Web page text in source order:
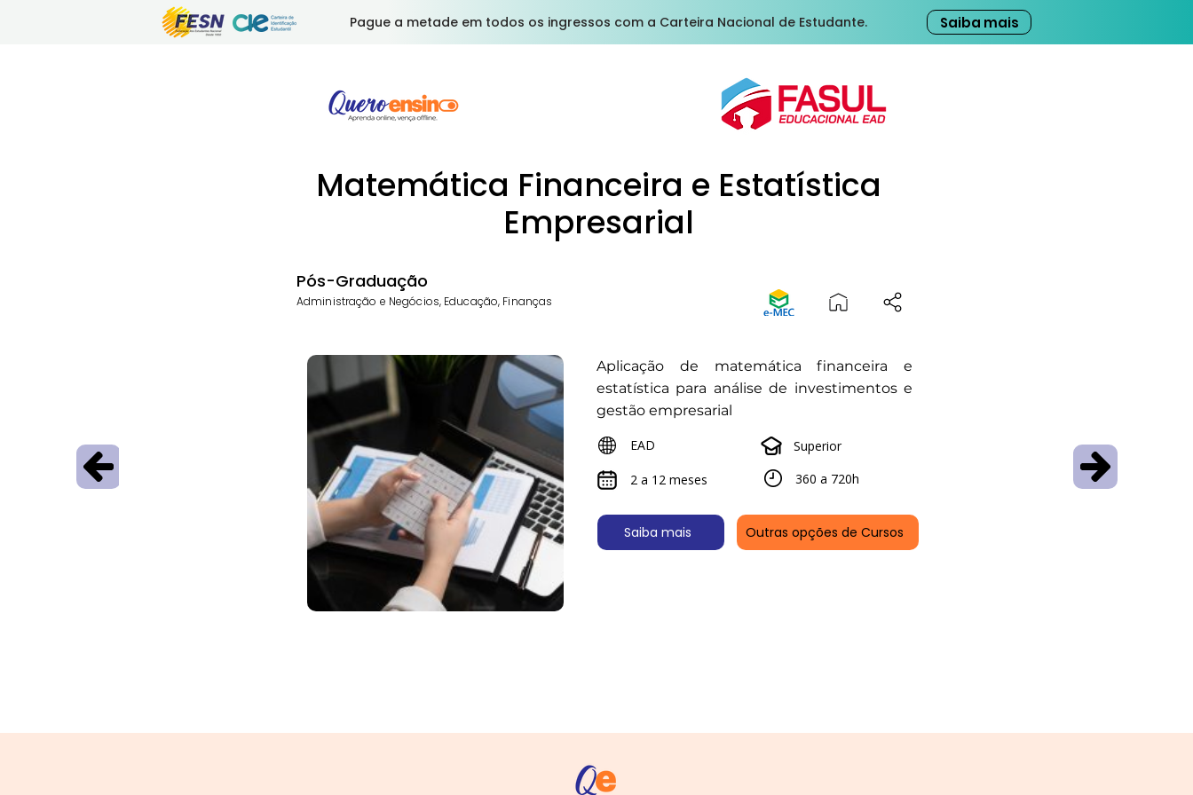
Pague a metade em todos os ingressos com a Carteira Nacional de Estudante. Saiba mais
Matemática Financeira e Estatística
Empresarial
Pós-Graduação
Administração e Negócios, Educação, Finanças
Aplicação de matemática financeira e
estatística para análise de investimentos e
gestão empresarial
EAD
Superior
2 a 12 meses
360 a 720h
Saiba mais Outras opções de Cursos